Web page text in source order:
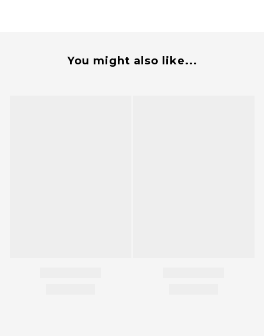
You might also like...